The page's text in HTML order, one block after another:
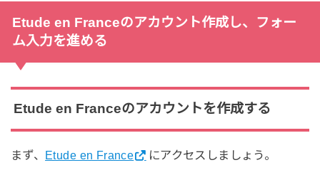
Etude en Franceのアカウント作成し、フォー
ム入力を進める
Etude en Franceのアカウントを作成する
まず、 Etude en France にアクセスしましょう。